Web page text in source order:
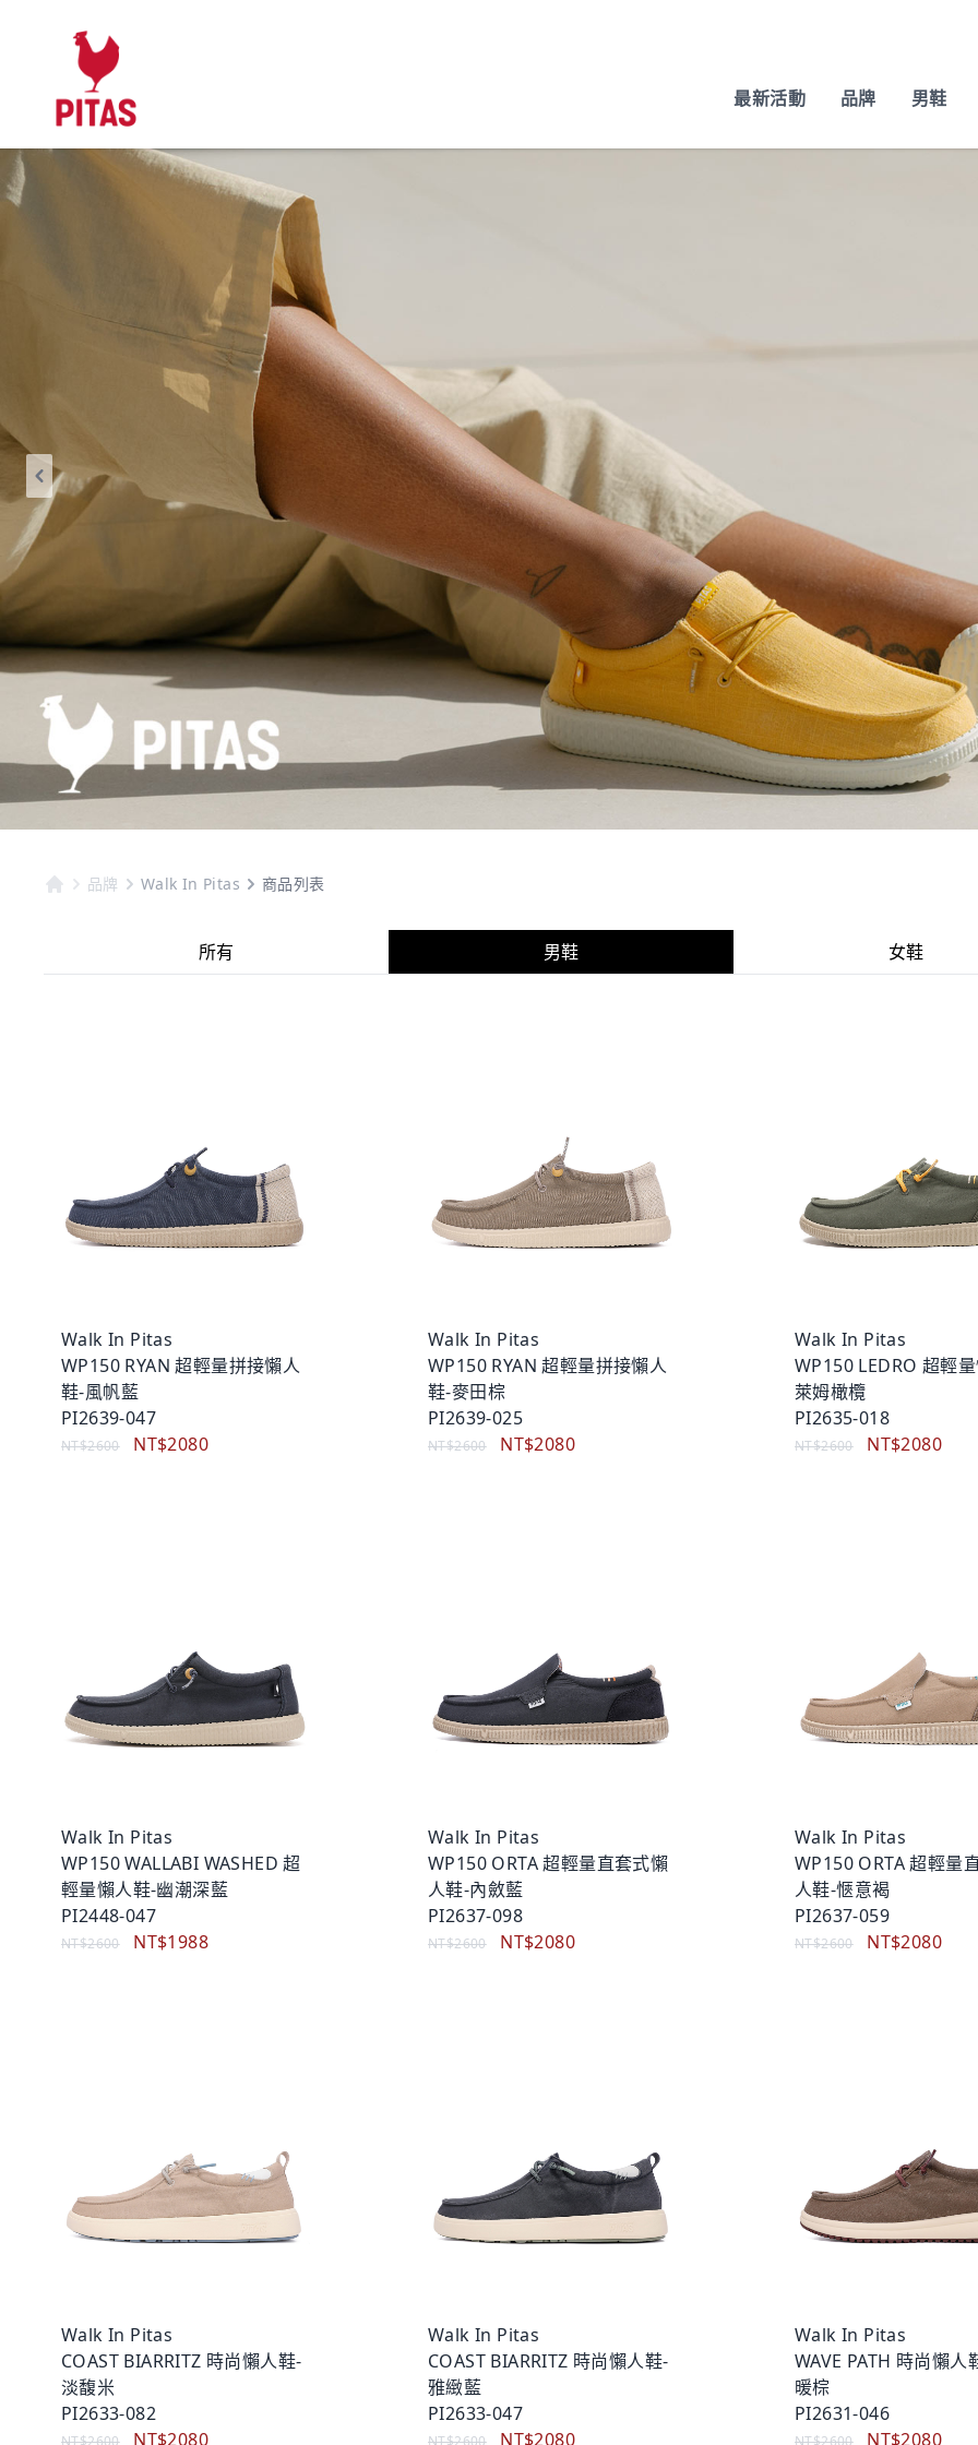
最新活動 品牌 男鞋
品牌 Walk In Pitas 商品列表
所有 男鞋 女鞋
Walk In Pitas
WP150 RYAN 超輕量拼接懶人
鞋-風帆藍
PI2639-047
NT$2600 NT$2080
Walk In Pitas
WP150 RYAN 超輕量拼接懶人
鞋-麥田棕
PI2639-025
NT$2600 NT$2080
Walk In Pitas
WP150 LEDRO 超輕
萊姆橄欖
PI2635-018
NT$2600 NT$2080
Walk In Pitas
WP150 WALLABI WASHED 超
輕量懶人鞋-幽潮深藍
PI2448-047
NT$2600 NT$1988
Walk In Pitas
WP150 ORTA 超輕量直套式懶
人鞋-內斂藍
PI2637-098
NT$2600 NT$2080
Walk In Pitas
WP150 ORTA 超輕量
人鞋-愜意褐
PI2637-059
NT$2600 NT$2080
Walk In Pitas
COAST BIARRITZ 時尚懶人鞋-
淡馥米
PI2633-082
NT$2600 NT$2080
Walk In Pitas
COAST BIARRITZ 時尚懶人鞋-
雅緻藍
PI2633-047
NT$2600 NT$2080
Walk In Pitas
WAVE PATH 時尚懶人
暖棕
PI2631-046
NT$2600 NT$2080